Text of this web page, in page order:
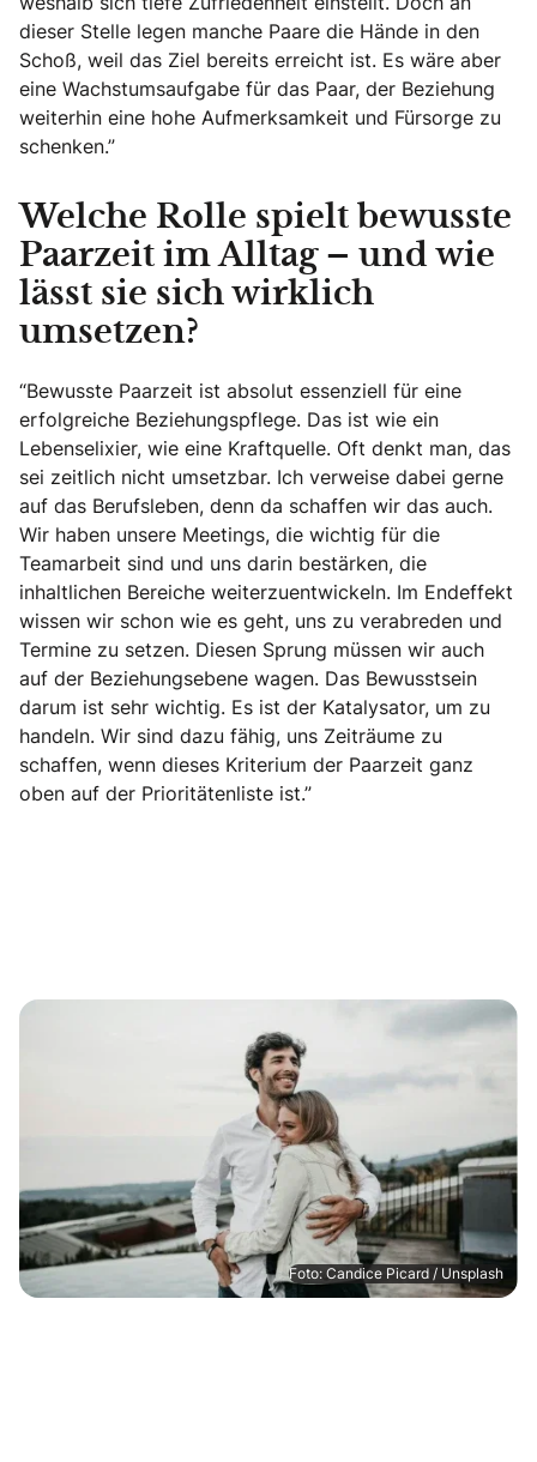
dieser Stelle legen manche Paare die Hände in den
Schoß, weil das Ziel bereits erreicht ist. Es wäre aber
eine Wachstumsaufgabe für das Paar, der Beziehung
weiterhin eine hohe Aufmerksamkeit und Fürsorge zu
schenken.”
Welche Rolle spielt bewusste
Paarzeit im Alltag – und wie
lässt sie sich wirklich
umsetzen?
“Bewusste Paarzeit ist absolut essenziell für eine
erfolgreiche Beziehungspflege. Das ist wie ein
Lebenselixier, wie eine Kraftquelle. Oft denkt man, das
sei zeitlich nicht umsetzbar. Ich verweise dabei gerne
auf das Berufsleben, denn da schaffen wir das auch.
Wir haben unsere Meetings, die wichtig für die
Teamarbeit sind und uns darin bestärken, die
inhaltlichen Bereiche weiterzuentwickeln. Im Endeffekt
wissen wir schon wie es geht, uns zu verabreden und
Termine zu setzen. Diesen Sprung müssen wir auch
auf der Beziehungsebene wagen. Das Bewusstsein
darum ist sehr wichtig. Es ist der Katalysator, um zu
handeln. Wir sind dazu fähig, uns Zeiträume zu
schaffen, wenn dieses Kriterium der Paarzeit ganz
oben auf der Prioritätenliste ist.”
Foto: Candice Picard / Unsplash